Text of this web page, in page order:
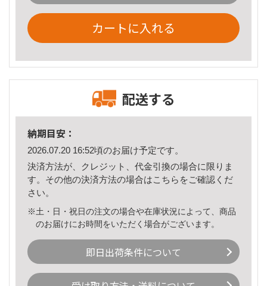
カートに入れる
配送する
納期目安：
2026.07.20 16:52頃のお届け予定です。
決済方法が、クレジット、代金引換の場合に限りま
す。その他の決済方法の場合はこちら をご確認くだ
さい。
※土・日・祝日の注文の場合や在庫状況によって、商品
のお届けにお時間をいただく場合がございます。
即日出荷条件について